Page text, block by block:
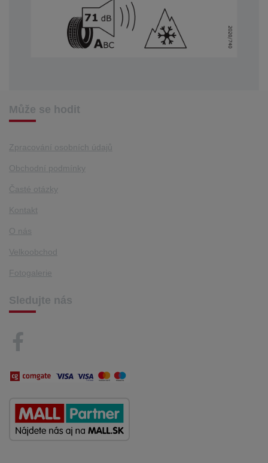
Může se hodit
Zpracování osobních údajů
Obchodní podmínky
Časté otázky
Kontakt
O nás
Velkoobchod
Fotogalerie
Sledujte nás